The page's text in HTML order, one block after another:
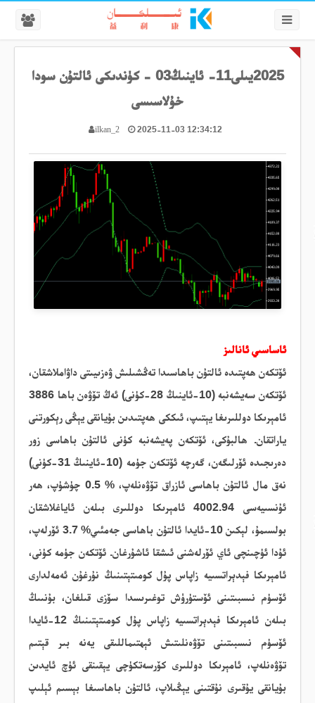
2025يىلى11- ئاينىڭ03 - كۈندىكى ئالتۇن سودا
خۇلاسىسى
ilkan_2 2025-11-03 12:34:12
ئاساسىي ئانالىز
ئۆتكەن ھەپتىدە ئالتۇن باھاسىدا تەڭشىلىش ۋەزىيىتى داۋاملاشقان،
ئۆتكەن سەيشەنبە (10-ئاينىڭ 28-كۈنى) ئەڭ تۆۋەن باھا 3886
ئامېرىكا دوللىرىغا يېتىپ، ئىككى ھەپتىدىن بۇيانقى يېڭى رېكورتنى
ياراتقان. ھالبۇكى، ئۆتكەن پەيشەنبە كۈنى ئالتۇن باھاسى زور
دەرىجىدە ئۆرلىگەن، گەرچە ئۆتكەن جۈمە (10-ئاينىڭ 31-كۈنى)
نەق مال ئالتۇن باھاسى ئازراق تۆۋەنلەپ، % 0.5 چۈشۈپ، ھەر
ئۇنسىيەسى 4002.94 ئامېرىكا دوللىرى بىلەن ئاياغلاشقان
بولسىمۇ، لېكىن 10-ئايدا ئالتۇن باھاسى جەمئىي% 3.7 ئۆرلەپ،
ئۇدا ئۈچىنچى ئاي ئۆرلەشنى ئىشقا ئاشۇرغان. ئۆتكەن جۈمە كۈنى،
ئامېرىكا فېدېراتسىيە زاپاس پۇل كومىتېتىنىڭ نۇرغۇن ئەمەلدارى
ئۆسۈم نىسبىتىنى ئۆستۈرۈش توغىرىسدا سۆزى قىلغان، بۇنىىڭ
بىلەن ئامېرىكا فېدېراتسىيە زاپاس پۇل كومىتېتىنىڭ 12-ئايدا
ئۆسۈم نىسبىتىنى تۆۋەنلىتىش ئېھتىماللىقى يەنە بىر قېتىم
تۆۋەنلەپ، ئامېرىكا دوللىرى كۆرسەتكۈچى يېقىنقى ئۈچ ئايدىن
بۇيانقى يۇقىرى نۇقتىنى يېڭىلاپ، ئالتۇن باھاسىغا بېسىم ئېلىپ